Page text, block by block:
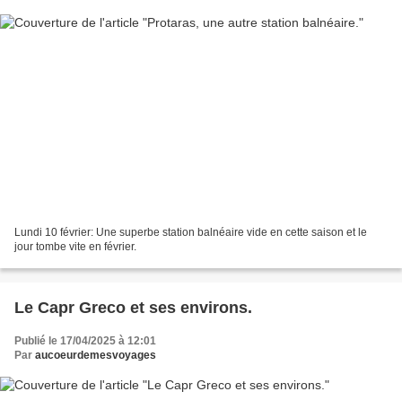
Lundi 10 février: Une superbe station balnéaire vide en cette saison et le
jour tombe vite en février.
Le Capr Greco et ses environs.
Publié le 17/04/2025 à 12:01
Par aucoeurdemesvoyages